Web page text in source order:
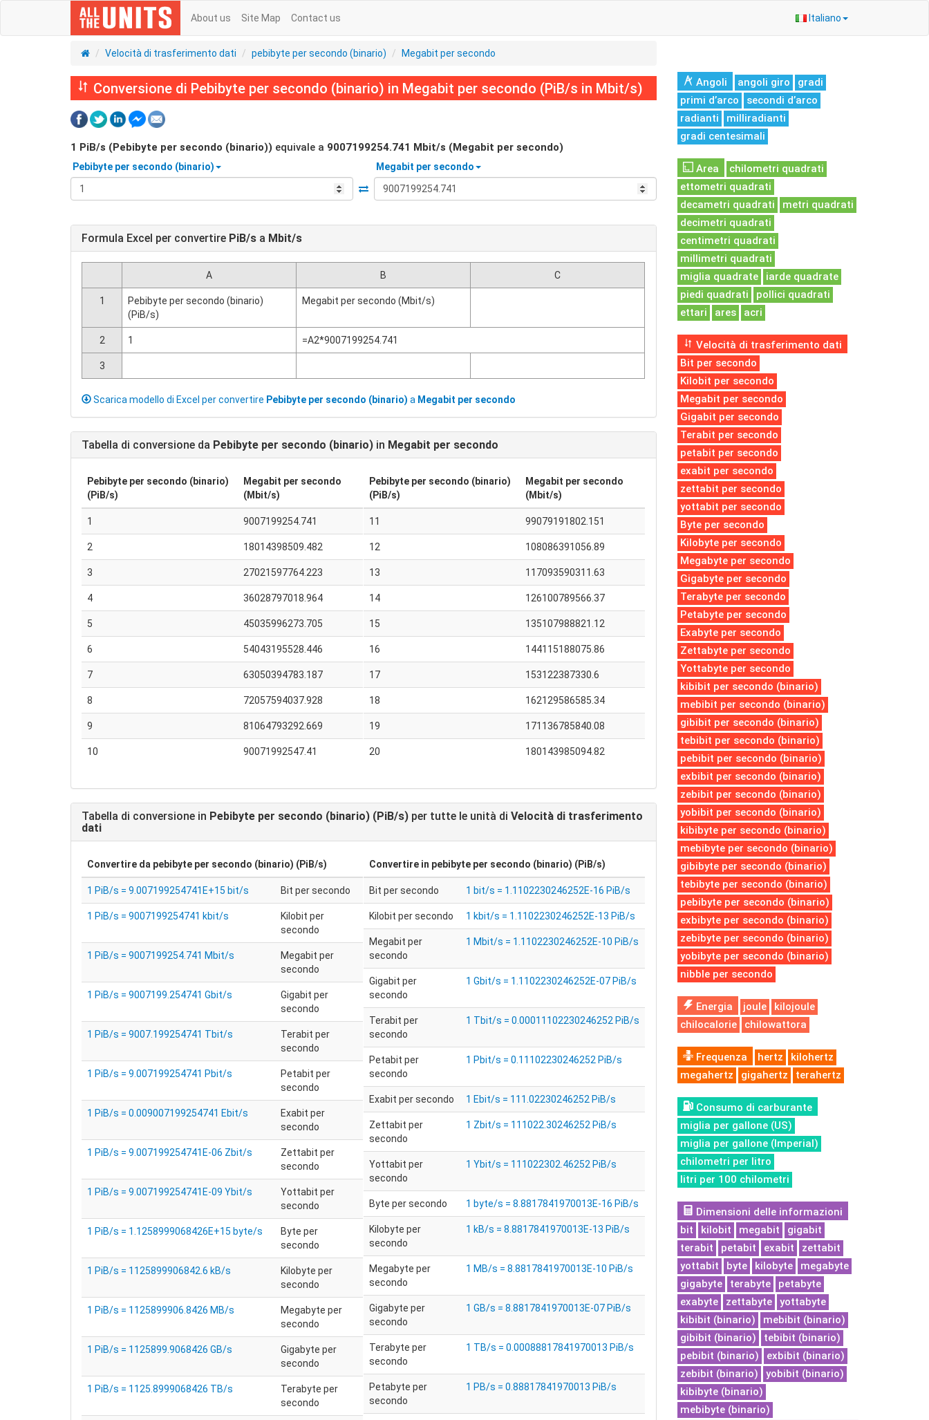
Italiano
About us Site Map Contact us
Velocità di trasferimento dati pebibyte per secondo (binario) Megabit per secondo
Conversione di Pebibyte per secondo (binario) in Megabit per secondo (PiB/s in Mbit/s)
1 PiB/s (Pebibyte per secondo (binario)) equivale a 9007199254.741 Mbit/s (Megabit per secondo)
Pebibyte per secondo (binario) Megabit per secondo
Formula Excel per convertire PiB/s a Mbit/s
A B C
1
Pebibyte per secondo (binario)
(PiB/s)
Megabit per secondo (Mbit/s)
2 1 =A2*9007199254.741
3
Scarica modello di Excel per convertire Pebibyte per secondo (binario) a Megabit per secondo
Tabella di conversione da Pebibyte per secondo (binario) in Megabit per secondo
Pebibyte per secondo (binario)
(PiB/s)
Megabit per secondo
(Mbit/s)
1 9007199254.741
2 18014398509.482
3 27021597764.223
4 36028797018.964
5 45035996273.705
6 54043195528.446
7 63050394783.187
8 72057594037.928
9 81064793292.669
10 90071992547.41
Pebibyte per secondo (binario)
(PiB/s)
Megabit per secondo
(Mbit/s)
11 99079191802.151
12 108086391056.89
13 117093590311.63
14 126100789566.37
15 135107988821.12
16 144115188075.86
17 153122387330.6
18 162129586585.34
19 171136785840.08
20 180143985094.82
Tabella di conversione in Pebibyte per secondo (binario) (PiB/s) per tutte le unità di Velocità di trasferimento
dati
Convertire da pebibyte per secondo (binario) (PiB/s)
1 PiB/s = 9.007199254741E+15 bit/s Bit per secondo
1 PiB/s = 9007199254741 kbit/s
Kilobit per
secondo
1 PiB/s = 9007199254.741 Mbit/s
Megabit per
secondo
1 PiB/s = 9007199.254741 Gbit/s
Gigabit per
secondo
1 PiB/s = 9007.199254741 Tbit/s
Terabit per
secondo
1 PiB/s = 9.007199254741 Pbit/s
Petabit per
secondo
1 PiB/s = 0.009007199254741 Ebit/s
Exabit per
secondo
1 PiB/s = 9.007199254741E-06 Zbit/s
Zettabit per
secondo
1 PiB/s = 9.007199254741E-09 Ybit/s
Yottabit per
secondo
1 PiB/s = 1.1258999068426E+15 byte/s
Byte per
secondo
1 PiB/s = 1125899906842.6 kB/s
Kilobyte per
secondo
1 PiB/s = 1125899906.8426 MB/s
Megabyte per
secondo
1 PiB/s = 1125899.9068426 GB/s
Gigabyte per
secondo
1 PiB/s = 1125.8999068426 TB/s
Terabyte per
secondo
Convertire in pebibyte per secondo (binario) (PiB/s)
Bit per secondo 1 bit/s = 1.1102230246252E-16 PiB/s
Kilobit per secondo 1 kbit/s = 1.1102230246252E-13 PiB/s
Megabit per
secondo
1 Mbit/s = 1.1102230246252E-10 PiB/s
Gigabit per
secondo
1 Gbit/s = 1.1102230246252E-07 PiB/s
Terabit per
secondo
1 Tbit/s = 0.00011102230246252 PiB/s
Petabit per
secondo
1 Pbit/s = 0.11102230246252 PiB/s
Exabit per secondo 1 Ebit/s = 111.02230246252 PiB/s
Zettabit per
secondo
1 Zbit/s = 111022.30246252 PiB/s
Yottabit per
secondo
1 Ybit/s = 111022302.46252 PiB/s
Byte per secondo 1 byte/s = 8.8817841970013E-16 PiB/s
Kilobyte per
secondo
1 kB/s = 8.8817841970013E-13 PiB/s
Megabyte per
secondo
1 MB/s = 8.8817841970013E-10 PiB/s
Gigabyte per
secondo
1 GB/s = 8.8817841970013E-07 PiB/s
Terabyte per
secondo
1 TB/s = 0.00088817841970013 PiB/s
Petabyte per
secondo
1 PB/s = 0.88817841970013 PiB/s
Angoli angoli giro
gradi
primi d’arco
secondi d’arco
radianti
milliradianti
gradi centesimali
Area
chilometri quadrati
ettometri quadrati
decametri quadrati
metri quadrati
decimetri quadrati
centimetri quadrati
millimetri quadrati
miglia quadrate
iarde quadrate
piedi quadrati
pollici quadrati
ettari
ares acri
Velocità di trasferimento dati
Bit per secondo
Kilobit per secondo
Megabit per secondo
Gigabit per secondo
Terabit per secondo
petabit per secondo
exabit per secondo
zettabit per secondo
yottabit per secondo
Byte per secondo
Kilobyte per secondo
Megabyte per secondo
Gigabyte per secondo
Terabyte per secondo
Petabyte per secondo
Exabyte per secondo
Zettabyte per secondo
Yottabyte per secondo
kibibit per secondo (binario)
mebibit per secondo (binario)
gibibit per secondo (binario)
tebibit per secondo (binario)
pebibit per secondo (binario)
exbibit per secondo (binario)
zebibit per secondo (binario)
yobibit per secondo (binario)
kibibyte per secondo (binario)
mebibyte per secondo (binario)
gibibyte per secondo (binario)
tebibyte per secondo (binario)
pebibyte per secondo (binario)
exbibyte per secondo (binario)
zebibyte per secondo (binario)
yobibyte per secondo (binario)
nibble per secondo
Energia joule
kilojoule
chilocalorie
chilowattora
Frequenza hertz
kilohertz
megahertz
gigahertz terahertz
Consumo di carburante
miglia per gallone (US)
miglia per gallone (Imperial)
chilometri per litro
litri per 100 chilometri
Dimensioni delle informazioni
bit
kilobit megabit
gigabit
terabit
petabit exabit
zettabit
yottabit
byte kilobyte
megabyte
gigabyte
terabyte
petabyte
exabyte
zettabyte
yottabyte
kibibit (binario)
mebibit (binario)
gibibit (binario)
tebibit (binario)
pebibit (binario)
exbibit (binario)
zebibit (binario)
yobibit (binario)
kibibyte (binario)
mebibyte (binario)